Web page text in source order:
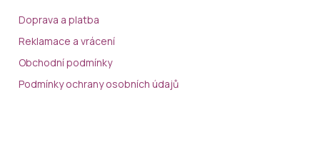
Doprava a platba
Reklamace a vrácení
Obchodní podmínky
Podmínky ochrany osobních údajů